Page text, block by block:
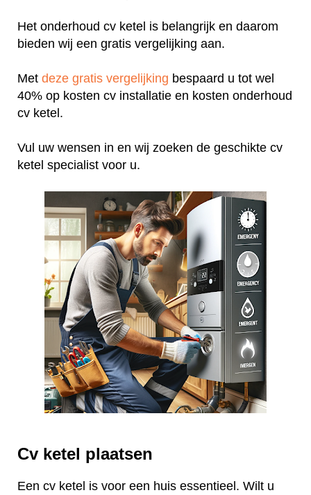
Het onderhoud cv ketel is belangrijk en daarom
bieden wij een gratis vergelijking aan.
Met deze gratis vergelijking bespaard u tot wel
40% op kosten cv installatie en kosten onderhoud
cv ketel.
Vul uw wensen in en wij zoeken de geschikte cv
ketel specialist voor u.
Cv ketel plaatsen
Een cv ketel is voor een huis essentieel. Wilt u